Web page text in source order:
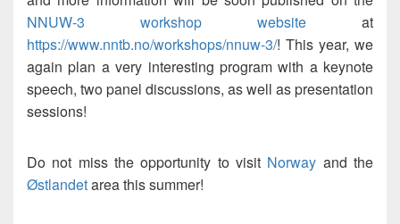
NNUW-3 workshop website at
https://www.nntb.no/workshops/nnuw-3/! This year, we
again plan a very interesting program with a keynote
speech, two panel discussions, as well as presentation
sessions!
Do not miss the opportunity to visit Norway and the
Østlandetarea this summer!